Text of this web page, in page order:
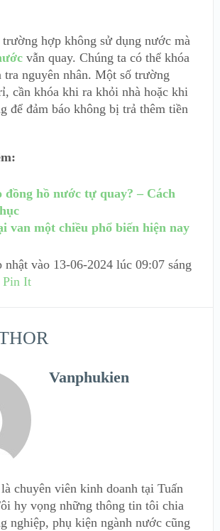
hợp không sử dụng nước mà
vẫn quay. Chúng ta có thể khóa
tra nguyên nhân. Một số trường
cần khóa khi ra khỏi nhà hoặc khi
để đảm báo không bị trả thêm tiền
đồng hồ nước tự quay? – Cách
van một chiều phổ biến hiện nay
nhật vào 13-06-2024 lúc 09:07 sáng
Pin It
Vanphukien
chuyên viên kinh doanh tại Tuấn
hy vọng những thông tin tôi chia
nghiệp, phụ kiện ngành nước cũng